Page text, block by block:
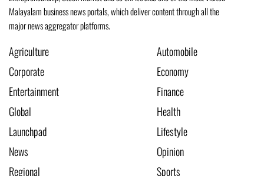
Malayalam business news portals, which deliver content through all the
major news aggregator platforms.
Agriculture
Automobile
Corporate
Economy
Entertainment
Finance
Global
Health
Launchpad
Lifestyle
News
Opinion
Regional
Sports